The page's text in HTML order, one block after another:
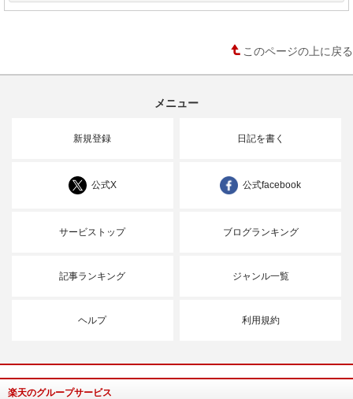
このページの上に戻る
メニュー
新規登録 日記を書く
公式X 公式facebook
サービストップ ブログランキング
記事ランキング ジャンル一覧
ヘルプ 利用規約
楽天のグループサービス